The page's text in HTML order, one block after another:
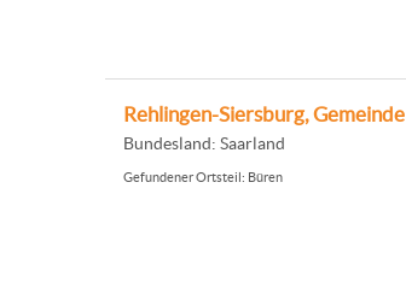
Rehlingen-Siersburg, Gemeinde
Bundesland: Saarland
Gefundener Ortsteil: Büren